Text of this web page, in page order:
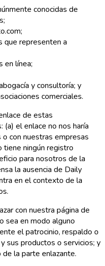
conocidas de
que representen a
en línea;
y consultoría; y
comerciales.
de estas
(a) el enlace no nos haría
con nuestras empresas
tiene ningún registro
para nosotros de la
la ausencia de Daily
en el contexto de la
con nuestra página de
sea en modo alguno
el patrocinio, respaldo o
sus productos o servicios; y
la parte enlazante.